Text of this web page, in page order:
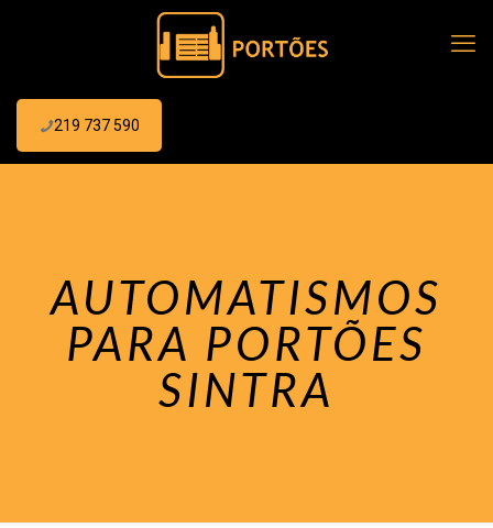
219 737 590
AUTOMATISMOS
PARA PORTÕES
SINTRA